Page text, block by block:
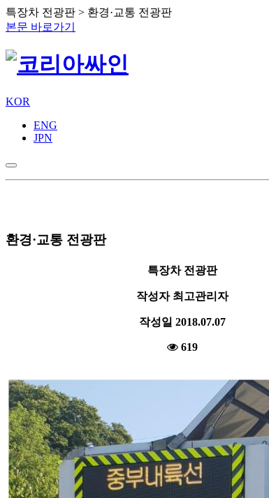
특장차 전광판 > 환경·교통 전광판
본문 바로가기
KOR
ENG
JPN
환경·교통 전광판
특장차 전광판
작성자최고관리자
작성일 2018.07.07
619